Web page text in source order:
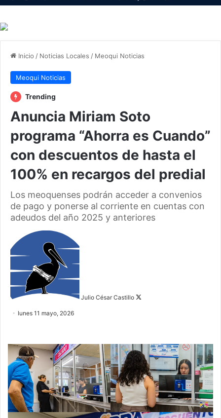
Inicio / Noticias Locales / Meoqui Noticias
Meoqui Noticias
Trending
Anuncia Miriam Soto
programa “Ahorra es Cuando”
con descuentos de hasta el
100% en recargos del predial
Los meoquenses podrán acceder a convenios
de pago y ponerse al corriente en cuentas con
adeudos del año 2025 y anteriores
Julio César Castillo
lunes 11 mayo, 2026